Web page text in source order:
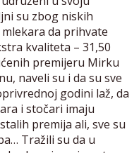
su zbog niskih
da prihvate
kvaliteta – 31,50
premijeru Mirku
naveli su i da su sve
godini laž, da
i stočari imaju
premija ali, sve su
Tražili su da u